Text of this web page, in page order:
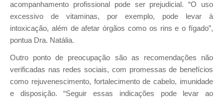
acompanhamento
profissional pode ser prejudicial. “O uso
excessivo de vitaminas, por exemplo, pode levar à
intoxicação, além de afetar órgãos como os rins e o fígado”,
pontua Dra. Natália.
Outro ponto de preocupação são as recomendações não
verificadas nas redes sociais, com promessas de benefícios
como rejuvenescimento, fortalecimento de cabelo, imunidade
e disposição. “Seguir essas indicações pode levar ao